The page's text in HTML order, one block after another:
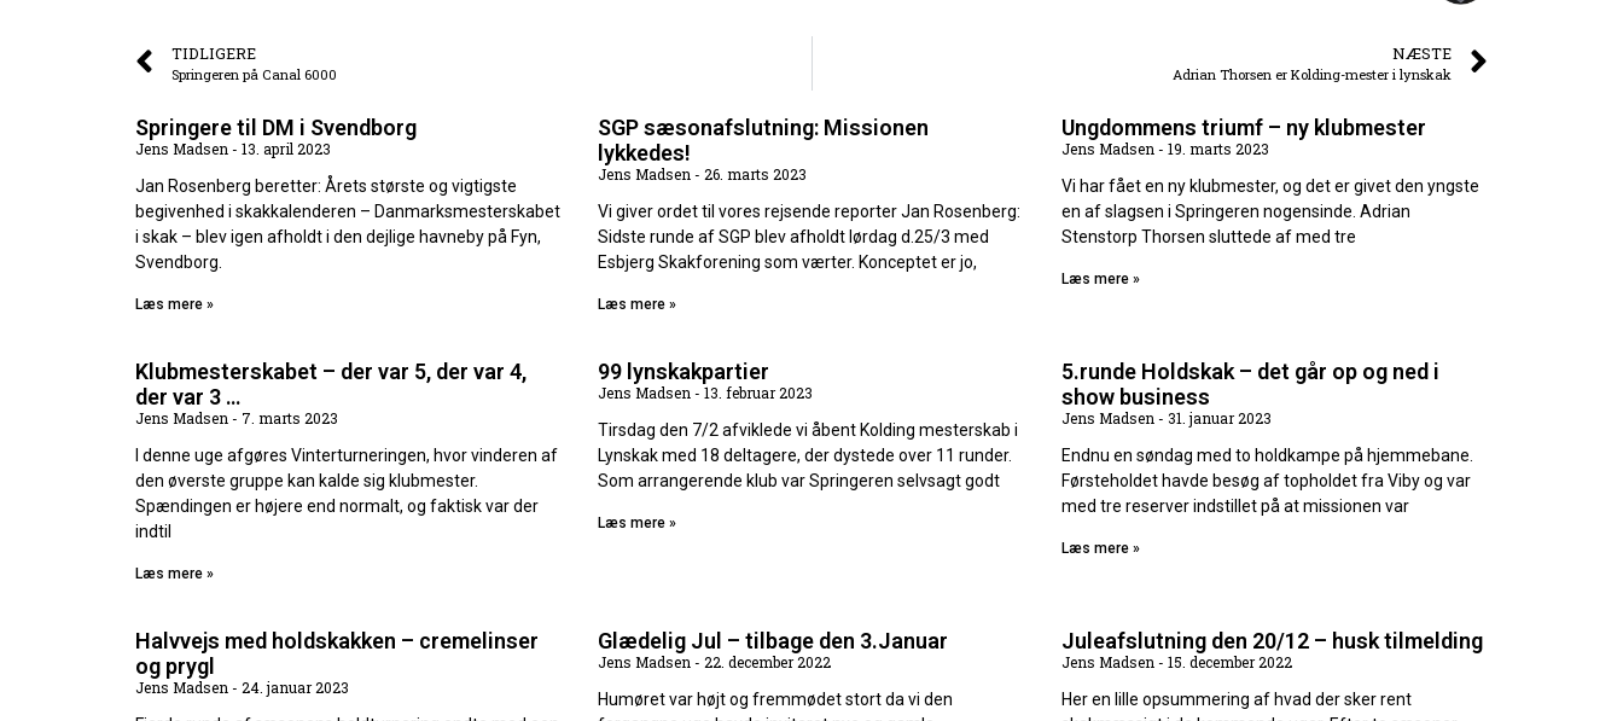
TIDLIGERE
Springeren på Canal 6000
NÆSTE
Adrian Thorsen er Kolding-mester i lynskak
Springere til DM i Svendborg
Jens Madsen
13. april 2023
Jan Rosenberg beretter: Årets største og vigtigste
begivenhed i skakkalenderen – Danmarksmesterskabet
i skak – blev igen afholdt i den dejlige havneby på Fyn,
Svendborg.
Læs mere »
SGP sæsonafslutning: Missionen
lykkedes!
Jens Madsen
26. marts 2023
Vi giver ordet til vores rejsende reporter Jan Rosenberg:
Sidste runde af SGP blev afholdt lørdag d.25/3 med
Esbjerg Skakforening som værter. Konceptet er jo,
Læs mere »
Ungdommens triumf – ny klubmester
Jens Madsen
19. marts 2023
Vi har fået en ny klubmester, og det er givet den yngste
en af slagsen i Springeren nogensinde. Adrian
Stenstorp Thorsen sluttede af med tre
Læs mere »
Klubmesterskabet – der var 5, der var 4,
der var 3 …
Jens Madsen
7. marts 2023
I denne uge afgøres Vinterturneringen, hvor vinderen af
den øverste gruppe kan kalde sig klubmester.
Spændingen er højere end normalt, og faktisk var der
indtil
Læs mere »
99 lynskakpartier
Jens Madsen
13. februar 2023
Tirsdag den 7/2 afviklede vi åbent Kolding mesterskab i
Lynskak med 18 deltagere, der dystede over 11 runder.
Som arrangerende klub var Springeren selvsagt godt
Læs mere »
5.runde Holdskak – det går op og ned i
show business
Jens Madsen
31. januar 2023
Endnu en søndag med to holdkampe på hjemmebane.
Førsteholdet havde besøg af topholdet fra Viby og var
med tre reserver indstillet på at missionen var
Læs mere »
Halvvejs med holdskakken – cremelinser
og prygl
Jens Madsen
24. januar 2023
Glædelig Jul – tilbage den 3.Januar
Jens Madsen
22. december 2022
Humøret var højt og fremmødet stort da vi den
Juleafslutning den 20/12 – husk tilmelding
Jens Madsen
15. december 2022
Her en lille opsummering af hvad der sker rent